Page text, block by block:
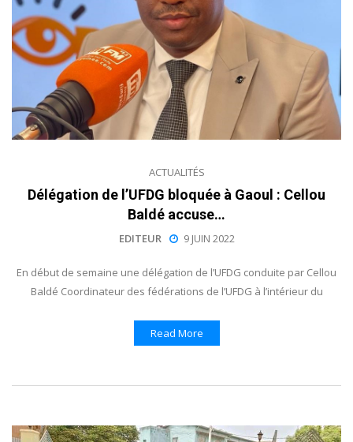
ACTUALITÉS
Délégation de l’UFDG bloquée à Gaoul : Cellou
Baldé accuse…
EDITEUR 9 JUIN 2022
En début de semaine une délégation de l’UFDG conduite par Cellou
Baldé Coordinateur des fédérations de l’UFDG à l’intérieur du
Read More